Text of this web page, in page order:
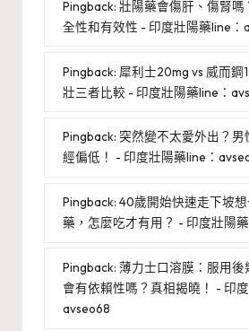
Pingback: 壯陽藥會傷肝、傷腎嗎
全性和有效性 - 印度壯陽藥line：
Pingback: 犀利士20mg vs 威而鋼
壯三者比較 - 印度壯陽藥line：
Pingback: 突然變不太愛外出？男
經偏低！ - 印度壯陽藥line：
Pingback: 40歲開始快速走下坡
藥，怎麼吃才有用？ - 印度壯陽
Pingback: 薄力士口溶膜：服用後
會有依賴性嗎？真相揭曉！ - 印
avseo68